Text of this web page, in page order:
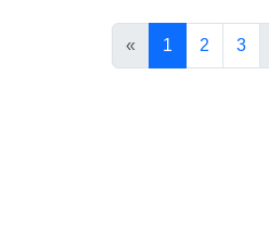
« 1 2 3